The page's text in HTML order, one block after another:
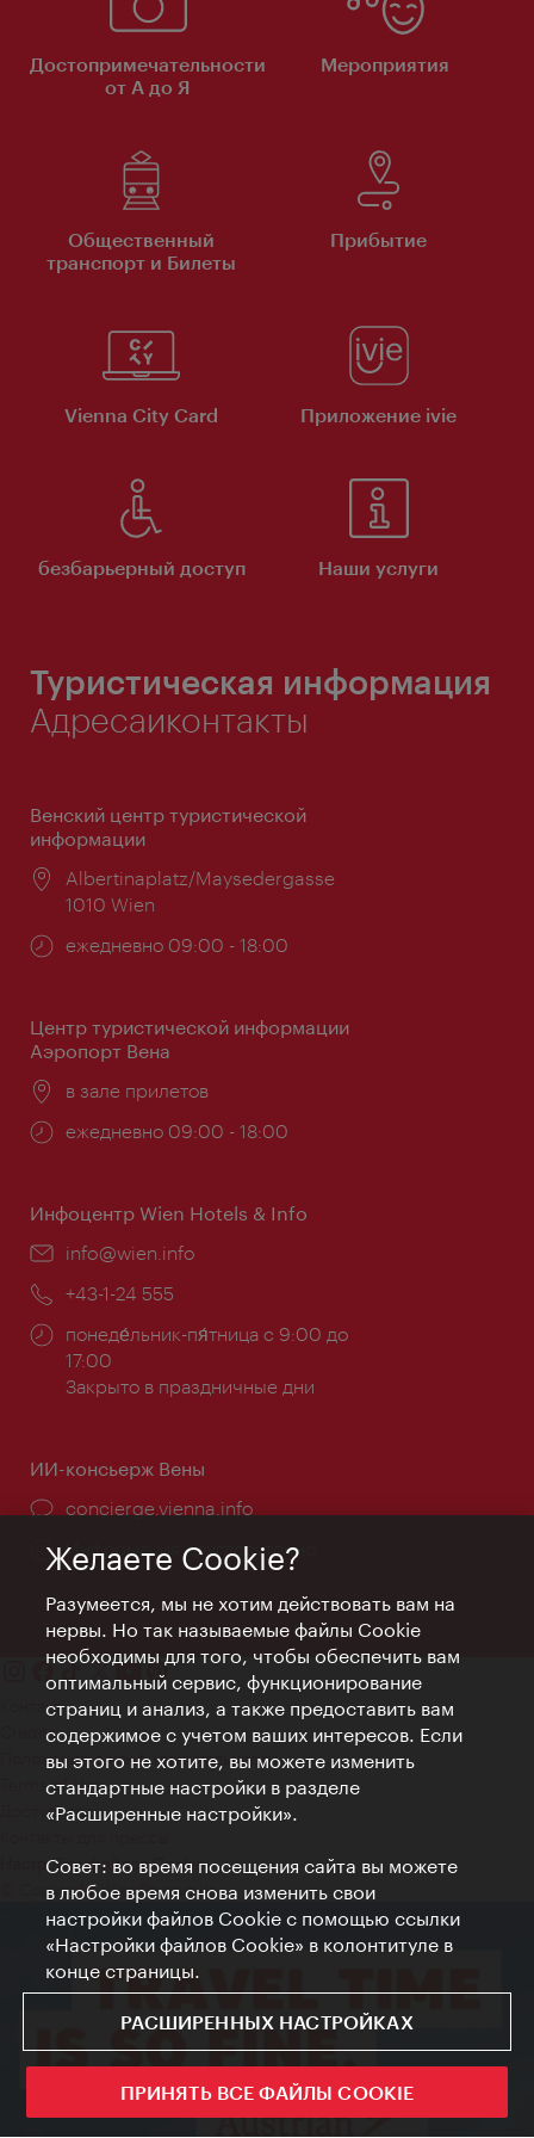
Достопримечательности
от А до Я
Мероприятия
Общественный
транспорт и Билеты
Прибытие
Vienna City Card Приложение ivie
безбарьерный доступ Наши услуги
Туристическая информация
Адресаиконтакты
Венский центр туристической
информации
Расположение:
Albertinaplatz/Maysedergasse
1010 Wien
Часы
ежедневно 09:00 - 18:00
Центр туристической информации
Аэропорт Вена
Расположение:
в зале прилетов
Часы
ежедневно 09:00 - 18:00
Инфоцентр Wien Hotels & Info
Эл.
info@wien.info
Телефон:
+43-1-24 555
Часы
работы:
понеде́льник-пя́тница с 9:00 до
17:00
Закрыто в праздничные дни
ИИ-консьерж Вены
concierge.vienna.info
Информация круглосуточно
Контакт
Credits
Положение о конфиденциальности
Terms of Use
Доступность
Настройки файлов Cookie
© Copyright WienTourismus
Желаете Cookie?
Разумеется, мы не хотим действовать вам на
нервы. Но так называемые файлы Cookie
необходимы для того, чтобы обеспечить вам
оптимальный сервис, функционирование
страниц и анализ, а также предоставить вам
содержимое с учетом ваших интересов. Если
вы этого не хотите, вы можете изменить
стандартные настройки в разделе
«Расширенные настройки».
Совет: во время посещения сайта вы можете
в любое время снова изменить свои
настройки файлов Cookie с помощью ссылки
«Настройки файлов Cookie» в колонтитуле в
конце страницы.
РАСШИРЕННЫХ НАСТРОЙКАХ
ПРИНЯТЬ ВСЕ ФАЙЛЫ COOKIE